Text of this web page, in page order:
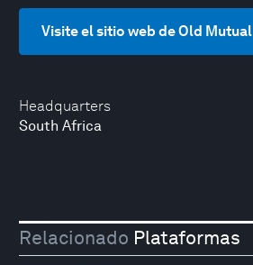
Headquarters
South Africa
Visite el sitio web de Old Mutual
Relacionado Plataformas